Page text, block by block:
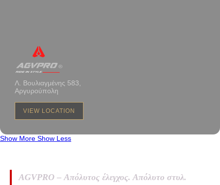
Λ. Βουλιαγμένης 583,
Αργυρούπολη
VIEW LOCATION
Show More Show Less
AGVPRO – Απόλυτος έλεγχος. Απόλυτο στυλ.